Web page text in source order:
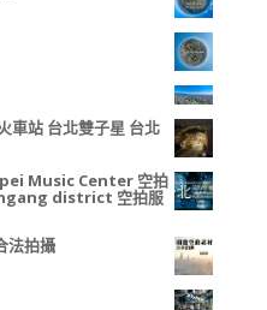
車站 台北雙子星 台北
Music Center 空拍
district 空拍服
法拍攝